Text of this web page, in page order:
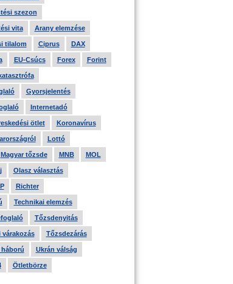
szezon
vita Arany elemzése
tilalom Ciprus DAX
EU-Csúcs Forex Forint
Gyorsjelentés
Internetadó
ötlet Koronavírus
Lottó
Magyar tőzsde MNB MOL
Olasz választás
Richter
Technikai elemzés
Tőzsdenyitás
Tőzsdezárás
háború Ukrán válság
Ötletbörze